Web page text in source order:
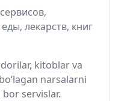
лекарств, книг
kitoblar va
narsalarni
servislar.